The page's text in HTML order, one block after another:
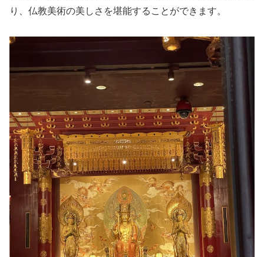
り、仏教美術の美しさを堪能することができます。